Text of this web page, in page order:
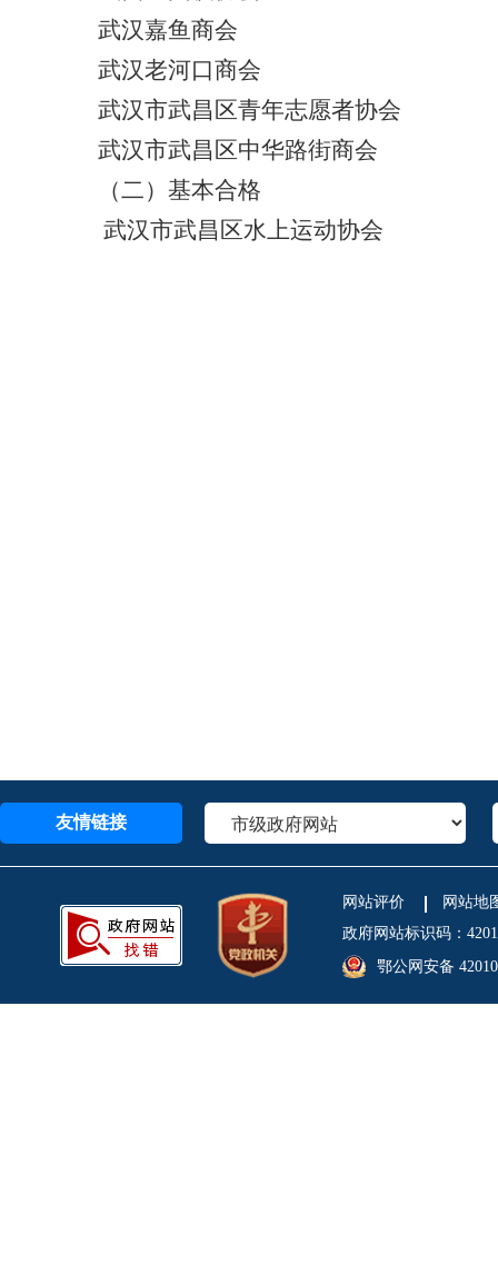
武汉嘉鱼商会
武汉老河口商会
武汉市武昌区青年志愿者协会
武汉市武昌区中华路街商会
（二）基本合格
武汉市武昌区水上运动协会
友情链接
网站评价
网站地
政府网站标识码：
鄂公网安备